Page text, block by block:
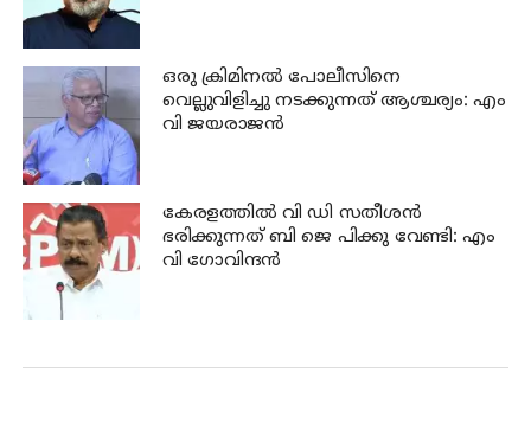
ഒരു ക്രിമിനല്‍ പോലീസിനെ
വെല്ലുവിളിച്ചു നടക്കുന്നത് ആശ്ചര്യം: എം
വി ജയരാജന്‍
കേരളത്തില്‍ വി ഡി സതീശന്‍
ഭരിക്കുന്നത് ബി ജെ പിക്കു വേണ്ടി: എം
വി ഗോവിന്ദന്‍